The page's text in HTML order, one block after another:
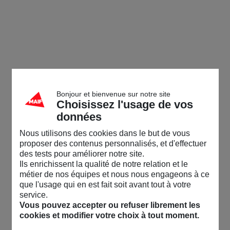
Connexion
👋Vos premiers pas sur la communauté ?
On vous
explique tout ici !
Accueil
L'actu de la Commu
Lea Ambassadeur
[Dividende Ecologique] Devenez membre du
Vous êtes déjà engagé dans des actions localesou
associatives en faveur de la biodiversité ? Votre expérience et
votre regard comptent ! On vous propose de rejoindre le Jury
pour contribuer àsélectionner les projets de préservation de
la naturequi seront soutenus en 2026 par leFonds MAIF pour
le vivant 🌍
💡 Une expérience exclusive aux côtés de sociétaires, militants et
salariés engagés, pour échanger, débattre et faire entendre votre
Bonjour et bienvenue sur notre site
Choisissez l'usage de vos
données
Nous utilisons des cookies dans le but de vous
proposer des contenus personnalisés, et d'effectuer
des tests pour améliorer notre site.
Ils enrichissent la qualité de notre relation et le
métier de nos équipes et nous nous engageons à ce
que l'usage qui en est fait soit avant tout à votre
service.
Vous pouvez accepter ou refuser librement les
cookies et modifier votre choix à tout moment.